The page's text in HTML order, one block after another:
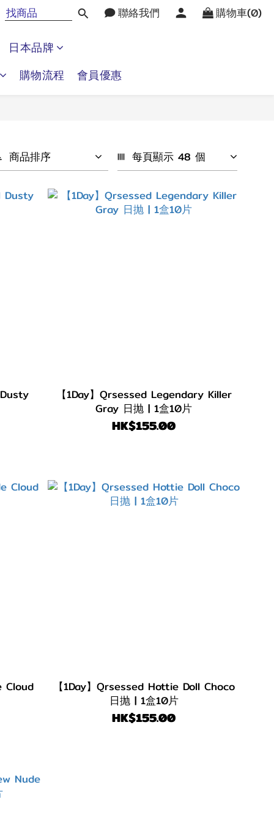
聯絡我們 購物車(0)
日本品牌
購物流程
會員優惠
商品排序 每頁顯示 48 個
【1Day】Qrsessed Legendary Killer
Gray 日抛 | 1盒10片
HK$155.00
Cloud
【1Day】Qrsessed Hottie Doll Choco
日抛 | 1盒10片
HK$155.00